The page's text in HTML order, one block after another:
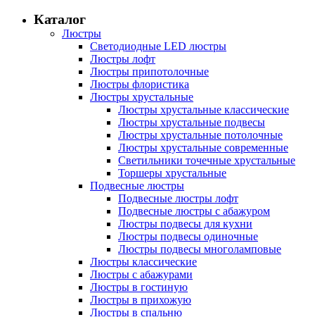
Каталог
Люстры
Светодиодные LED люстры
Люстры лофт
Люстры припотолочные
Люстры флористика
Люстры хрустальные
Люстры хрустальные классические
Люстры хрустальные подвесы
Люстры хрустальные потолочные
Люстры хрустальные современные
Светильники точечные хрустальные
Торшеры хрустальные
Подвесные люстры
Подвесные люстры лофт
Подвесные люстры с абажуром
Люстры подвесы для кухни
Люстры подвесы одиночные
Люстры подвесы многоламповые
Люстры классические
Люстры с абажурами
Люстры в гостиную
Люстры в прихожую
Люстры в спальню